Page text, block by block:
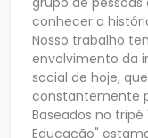
conhecer a
Nosso trabalho
envolvimento da
social de hoje,
constantemente
Baseados no
Educação"